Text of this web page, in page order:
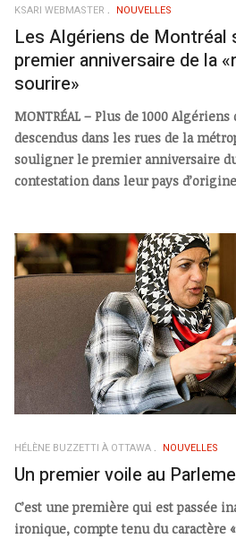
KSARI WEBMASTER NOUVELLES
Les Algériens de Montréal
premier anniversaire de la
sourire»
MONTRÉAL – Plus de 1000
descendus dans les rues de la
souligner le premier anniversaire
contestation dans leur pays
HÉLÈNE BUZZETTI À OTTAWA NOUVELLES
Un premier voile au
C’est une première qui est passée
ironique, compte tenu du caractère